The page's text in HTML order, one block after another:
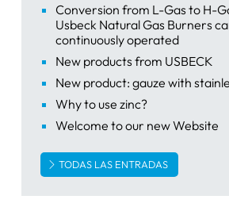
Conversion from L-Gas to H-
Usbeck Natural Gas Burners
continuously operated
New products from USBECK
New product: gauze with
Why to use zinc?
Welcome to our new Website
TODAS LAS ENTRADAS